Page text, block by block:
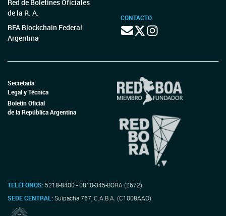
Red de Boletines Oficiales
de la R. A.
BFA Blockchain Federal
Argentina
CONTACTO
Secretaría
Legal y Técnica
Boletín Oficial
de la República Argentina
TELÉFONOS: 5218-8400 - 0810-345-BORA (2672)
SEDE CENTRAL:Suipacha 767, C.A.B.A. (C1008AAO)